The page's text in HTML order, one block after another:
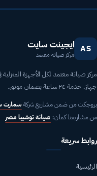
AS ايجينت سايت
مركز صيانة معتمد
مركز صيانة معتمد لكل الأجهزة
جهاز. خدمة ٢٤ ساعة بضمان موثق.
بروجكت من ضمن مشاريع شركةسمارت
من مشاريعنا كمان: صيانة توشيبا مصر
روابط سريعة
الرئيسية